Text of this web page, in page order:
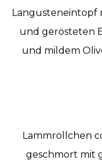
Langusteneintopf
und gerösteten
und mildem
Lammröllchen
geschmort mit